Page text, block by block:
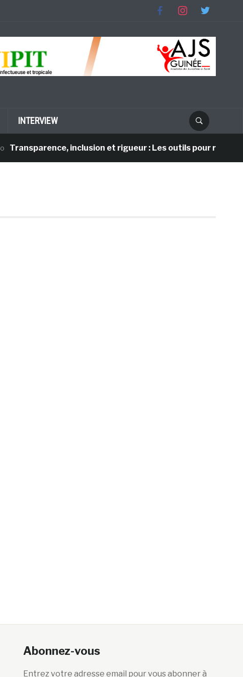
facebookinstagramtwitter
INTERVIEW
Transparence, inclusion et rigueur : Les outils pour
Abonnez-vous
Entrez votre adresse email pour vous abonner à